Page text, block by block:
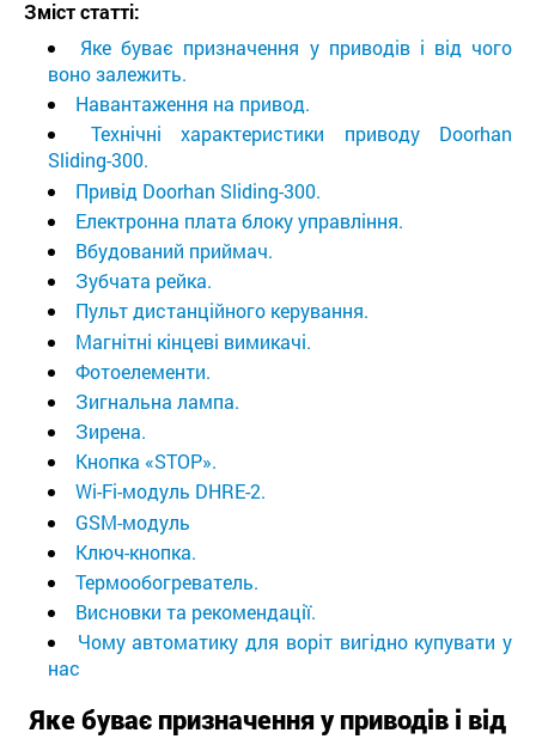
Зміст статті:
Яке буває призначення у приводів і від чого
воно залежить.
Навантаження на привод.
Технічні характеристики приводу Doorhan
Sliding-300.
Привід Doorhan Sliding-300.
Електронна плата блоку управління.
Вбудований приймач.
Зубчата рейка.
Пульт дистанційного керування.
Магнітні кінцеві вимикачі.
Фотоелементи.
Зигнальна лампа.
Зирена.
Кнопка «STOP».
Wi-Fi-модуль DHRE-2.
GSM-модуль
Ключ-кнопка.
Термообогреватель.
Висновки та рекомендації.
Чому автоматику для воріт вигідно купувати у
нас
Яке буває призначення у приводів і від